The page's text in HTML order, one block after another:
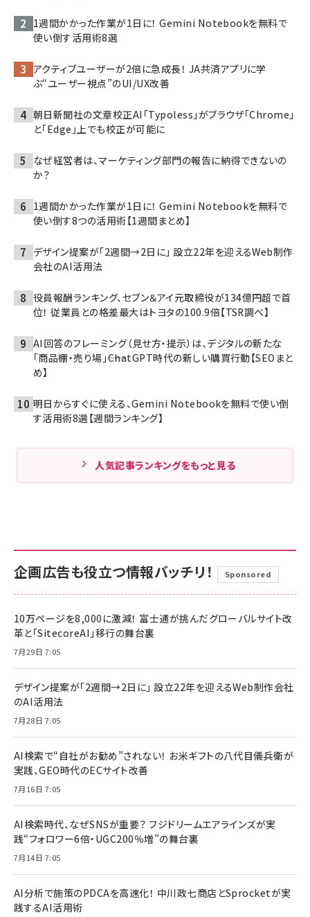
1週間かかった作業が1日に！ Gemini Notebookを無料で
使い倒す活用術8選
アクティブユーザーが2倍に急成長！ JA共済アプリに学
ぶ“ユーザー視点”のUI/UX改善
朝日新聞社の文章校正AI「Typoless」がブラウザ「Chrome」
と「Edge」上でも校正が可能に
なぜ経営者は、マーケティング部門の報告に納得できないの
か？
1週間かかった作業が1日に！ Gemini Notebookを無料で
使い倒す8つの活用術【1週間まとめ】
デザイン提案が「2週間→2日に」 設立22年を迎えるWeb制作
会社のAI活用法
役員報酬ランキング、セブン＆アイ元取締役が134億円超で首
位！ 従業員との格差最大はトヨタの100.9倍【TSR調べ】
AI回答のフレーミング（見せ方・提示）は、デジタルの新たな
「商品棚・売り場」――ChatGPT時代の新しい購買行動【SEOまと
め】
明日からすぐに使える、Gemini Notebookを無料で使い倒
す活用術8選【週間ランキング】
人気記事ランキングをもっと見る
企画広告も役立つ情報バッチリ！ Sponsored
10万ページを8,000に激減！ 富士通が挑んだグローバルサイト改
革と「SitecoreAI」移行の舞台裏
7月29日 7:05
デザイン提案が「2週間→2日に」 設立22年を迎えるWeb制作会社
のAI活用法
7月28日 7:05
AI検索で“自社がお勧め”されない！ お米ギフトの八代目儀兵衛が
実践、GEO時代のECサイト改善
7月16日 7:05
AI検索時代、なぜSNSが重要？ フジドリームエアラインズが実
践“フォロワー6倍・UGC200％増”の舞台裏
7月14日 7:05
AI分析で施策のPDCAを高速化！ 中川政七商店とSprocketが実
践するAI活用術